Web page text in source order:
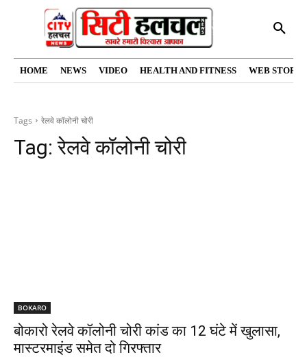
HOME NEWS VIDEO HEALTH AND FITNESS WEB
Tags रेलवे कॉलोनी चोरी
Tag:रेलवे कॉलोनी चोरी
BOKARO
बोकारो रेलवे कॉलोनी चोरी कांड का 12 घंटे में खुलासा,
मास्टरमाइंड समेत दो गिरफ्तार